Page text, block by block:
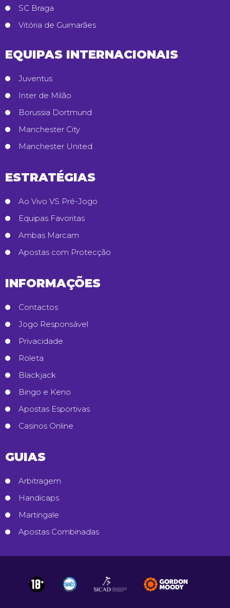
SC Braga
Vitória de Guimarães
EQUIPAS INTERNACIONAIS
Juventus
Inter de Milão
Borussia Dortmund
Manchester City
Manchester United
ESTRATÉGIAS
Ao Vivo VS Pré-Jogo
Equipas Favoritas
Ambas Marcam
Apostas com Protecção
INFORMAÇÕES
Contactos
Jogo Responsável
Privacidade
Roleta
Blackjack
Bingo e Keno
Apostas Esportivas
Casinos Online
GUIAS
Arbitragem
Handicaps
Martingale
Apostas Combinadas